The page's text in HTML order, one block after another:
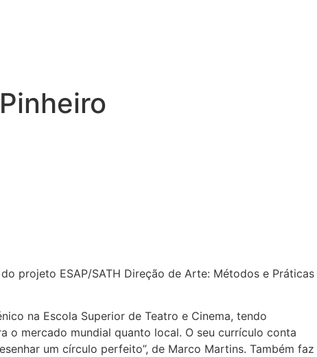
projeto ESAP/SATH Direção de Arte: Métodos e Práticas
na Escola Superior de Teatro e Cinema, tendo
o mercado mundial quanto local. O seu currículo conta
um círculo perfeito”, de Marco Martins. Também faz